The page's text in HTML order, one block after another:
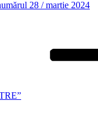
28 / martie 2024